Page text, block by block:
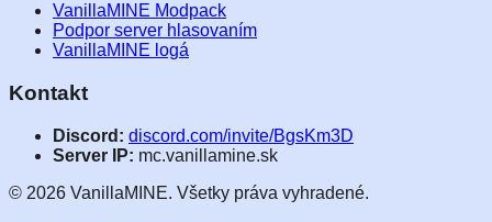
VanillaMINE Modpack
Podpor server hlasovaním
VanillaMINE logá
Kontakt
Discord: discord.com/invite/BgsKm3D
Server IP: mc.vanillamine.sk
© 2026 VanillaMINE. Všetky práva vyhradené.